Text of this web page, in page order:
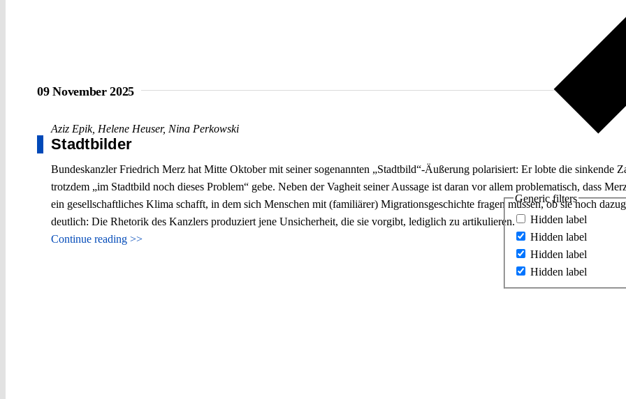
Generic filters
Hidden label
Hidden label
Hidden label
Hidden label
09 November 2025
Aziz Epik, Helene Heuser, Nina Perkowski
Stadtbilder
Bundeskanzler Friedrich Merz hat Mitte Oktober mit seiner sogenannten „Stadtbild“-Äußerung polarisiert: Er lobte die sinkende
trotzdem „im Stadtbild noch dieses Problem“ gebe. Neben der Vagheit seiner Aussage ist daran vor allem problematisch, dass
ein gesellschaftliches Klima schafft, in dem sich Menschen mit (familiärer) Migrationsgeschichte fragen müssen, ob sie noch
deutlich: Die Rhetorik des Kanzlers produziert jene Unsicherheit, die sie vorgibt, lediglich zu artikulieren.
Continue reading >>